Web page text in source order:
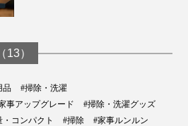
13）
品
#掃除・洗濯
事アップグレード
#掃除・洗濯グッズ
・コンパクト #掃除
#家事ルンルン